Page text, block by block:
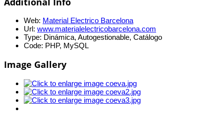
Web: Material Electrico Barcelona
Url: www.materialelectricobarcelona.com
Type: Dinámica, Autogestionable, Catálogo
Code: PHP, MySQL
Image Gallery